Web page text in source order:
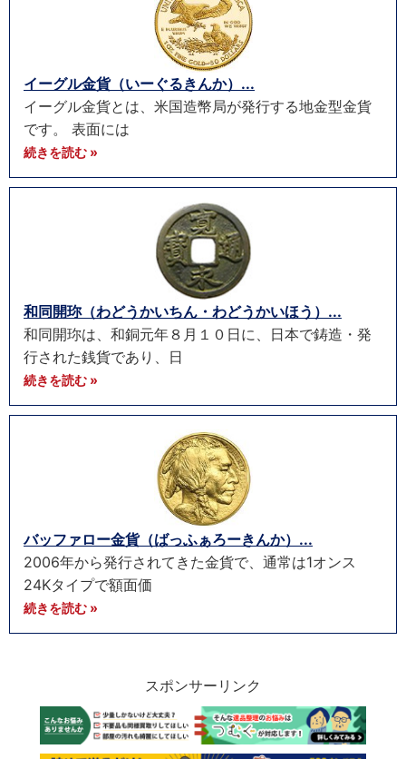
イーグル金貨（いーぐるきんか）...
イーグル金貨とは、米国造幣局が発行する地金型金貨
です。 表面には
続きを読む »
和同開珎（わどうかいちん・わどうかいほう）...
和同開珎は、和銅元年８月１０日に、日本で鋳造・発
行された銭貨であり、日
続きを読む »
バッファロー金貨（ばっふぁろーきんか）...
2006年から発行されてきた金貨で、通常は1オンス
24Kタイプで額面価
続きを読む »
スポンサーリンク